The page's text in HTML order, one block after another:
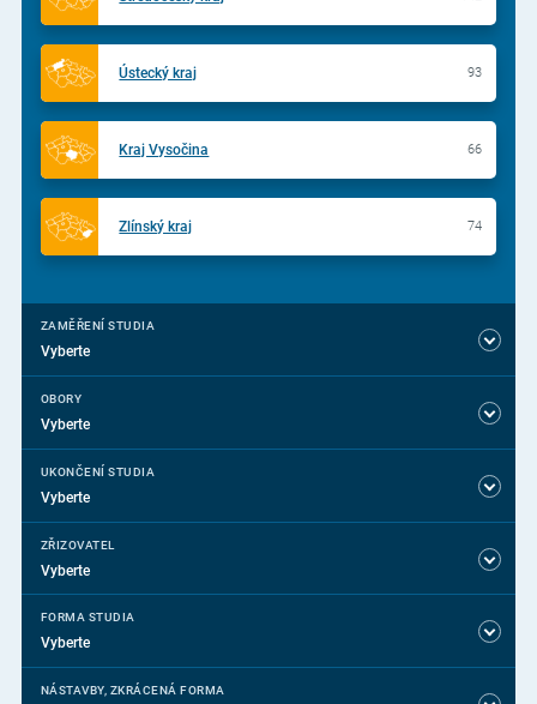
Ústecký kraj 93
Kraj Vysočina 66
Zlínský kraj 74
ZAMĚŘENÍ STUDIA
Vyberte
OBORY
Vyberte
UKONČENÍ STUDIA
Vyberte
ZŘIZOVATEL
Vyberte
FORMA STUDIA
Vyberte
NÁSTAVBY, ZKRÁCENÁ FORMA